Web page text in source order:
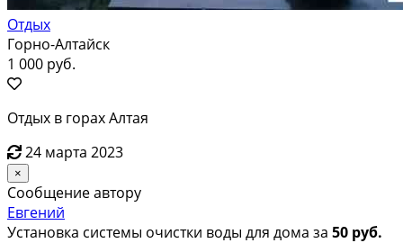
Отдых
Горно-Алтайск
1 000 руб.
Отдых в горах Алтая
24 марта 2023
×
Сообщение автору
Евгений
Установка системы очистки воды для дома за 50 руб.